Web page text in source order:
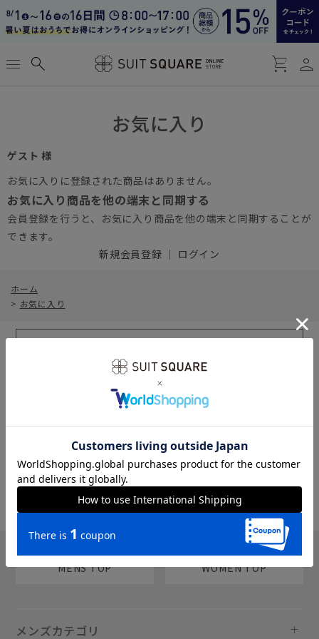
menu search shopping_cart person
お気に入り
ゲスト 様
お気に入りに登録された商品はありません。
お気に入り商品を他の端末と同期する
会員登録を行うと、お気に入り商品を他の端末と同期することが
できます。
新規会員登録 ｜ ログイン
ホーム
> お気に入り
sms
MENS TOP WOMEN TOP
メンズカテゴリ